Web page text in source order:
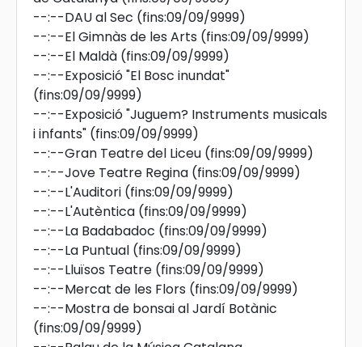
--:--DAU al Sec (fins:09/09/9999)
--:--El Gimnàs de les Arts (fins:09/09/9999)
--:--El Maldà (fins:09/09/9999)
--:--Exposició "El Bosc inundat"
(fins:09/09/9999)
--:--Exposició "Juguem? Instruments musicals
i infants" (fins:09/09/9999)
--:--Gran Teatre del Liceu (fins:09/09/9999)
--:--Jove Teatre Regina (fins:09/09/9999)
--:--L'Auditori (fins:09/09/9999)
--:--L'Autèntica (fins:09/09/9999)
--:--La Badabadoc (fins:09/09/9999)
--:--La Puntual (fins:09/09/9999)
--:--Lluïsos Teatre (fins:09/09/9999)
--:--Mercat de les Flors (fins:09/09/9999)
--:--Mostra de bonsai al Jardí Botànic
(fins:09/09/9999)